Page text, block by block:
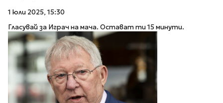
1 юли 2025, 15:30
Гласувай за Играч на мача. Остават ти 15 минути.